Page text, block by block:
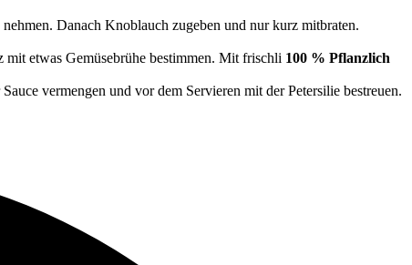
Danach Knoblauch zugeben und nur kurz mitbraten.
mit etwas Gemüsebrühe bestimmen. Mit frischli 100 % Pflanzlich
vermengen und vor dem Servieren mit der Petersilie bestreuen.